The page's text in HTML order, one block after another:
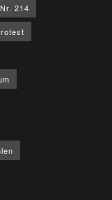
Nr. 214